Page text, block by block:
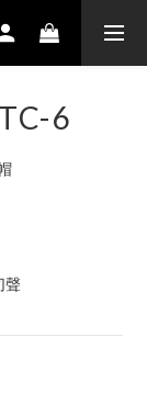
6
聲